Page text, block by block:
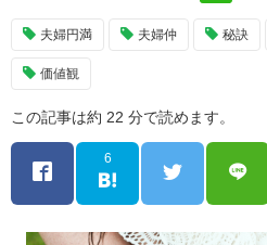
夫婦円満 夫婦仲 秘訣
価値観
この記事は約 22 分で読めます。
6